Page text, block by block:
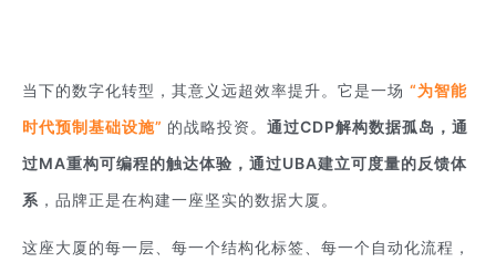
当下的数字化转型，其意义远超效率提升。它是一场 “为智能
时代预制基础设施” 的战略投资。 通过CDP解构数据孤岛，通
过MA重构可编程的触达体验，通过UBA建立可度量的反馈体
系 ，品牌正是在构建一座坚实的数据大厦。
这座大厦的每一层、每一个结构化标签、每一个自动化流程，